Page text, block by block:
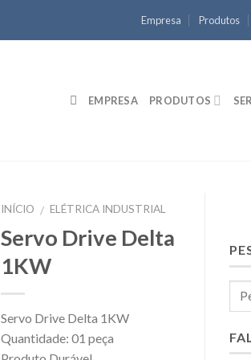
Empresa Produtos
EMPRESA PRODUTOS
INÍCIO / ELÉTRICA INDUSTRIAL
Servo Drive Delta
1KW
Servo Drive Delta 1KW
Quantidade: 01 peça